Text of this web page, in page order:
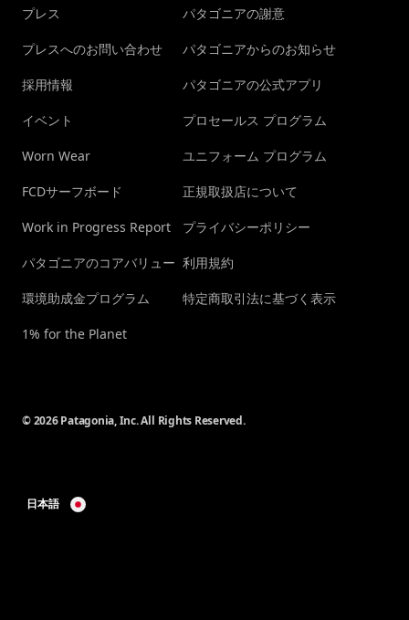
プレス
プレスへのお問い合わせ
採用情報
イベント
Worn Wear
FCDサーフボード
Work in Progress Report
パタゴニアのコアバリュー
環境助成金プログラム
1% for the Planet
パタゴニアの謝意
パタゴニアからのお知らせ
パタゴニアの公式アプリ
プロセールス プログラム
ユニフォーム プログラム
正規取扱店について
プライバシーポリシー
利用規約
特定商取引法に基づく表示
© 2026 Patagonia, Inc. All Rights Reserved.
日本語